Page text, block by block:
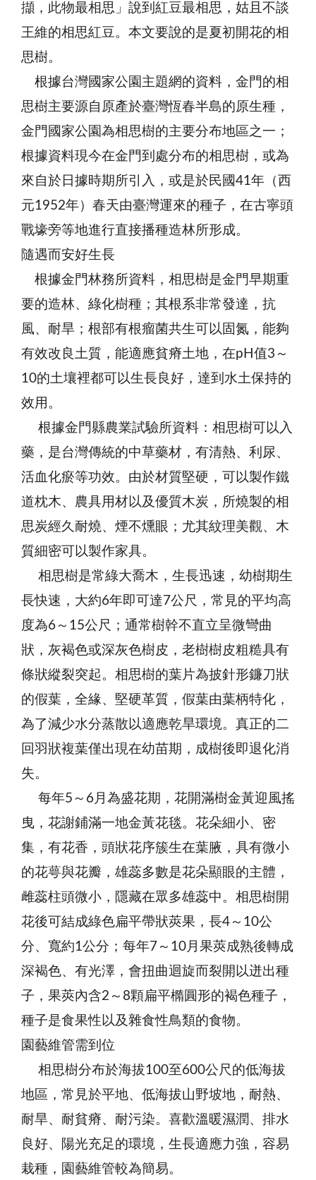
擷，此物最相思」說到紅豆最相思，姑且不談
王維的相思紅豆。本文要說的是夏初開花的相
思樹。
根據台灣國家公園主題網的資料，金門的相
思樹主要源自原產於臺灣恆春半島的原生種，
金門國家公園為相思樹的主要分布地區之一；
根據資料現今在金門到處分布的相思樹，或為
來自於日據時期所引入，或是於民國41年（西
元1952年）春天由臺灣運來的種子，在古寧頭
戰壕旁等地進行直接播種造林所形成。
隨遇而安好生長
根據金門林務所資料，相思樹是金門早期重
要的造林、綠化樹種；其根系非常發達，抗
風、耐旱；根部有根瘤菌共生可以固氮，能夠
有效改良土質，能適應貧瘠土地，在pH值3～
10的土壤裡都可以生長良好，達到水土保持的
效用。
根據金門縣農業試驗所資料：相思樹可以入
藥，是台灣傳統的中草藥材，有清熱、利尿、
活血化瘀等功效。由於材質堅硬，可以製作鐵
道枕木、農具用材以及優質木炭，所燒製的相
思炭經久耐燒、煙不燻眼；尤其紋理美觀、木
質細密可以製作家具。
相思樹是常綠大喬木，生長迅速，幼樹期生
長快速，大約6年即可達7公尺，常見的平均高
度為6～15公尺；通常樹幹不直立呈微彎曲
狀，灰褐色或深灰色樹皮，老樹樹皮粗糙具有
條狀縱裂突起。相思樹的葉片為披針形鐮刀狀
的假葉，全緣、堅硬革質，假葉由葉柄特化，
為了減少水分蒸散以適應乾旱環境。真正的二
回羽狀複葉僅出現在幼苗期，成樹後即退化消
失。
每年5～6月為盛花期，花開滿樹金黃迎風搖
曳，花謝鋪滿一地金黃花毯。花朵細小、密
集，有花香，頭狀花序簇生在葉腋，具有微小
的花萼與花瓣，雄蕊多數是花朵顯眼的主體，
雌蕊柱頭微小，隱藏在眾多雄蕊中。相思樹開
花後可結成綠色扁平帶狀莢果，長4～10公
分、寬約1公分；每年7～10月果莢成熟後轉成
深褐色、有光澤，會扭曲迴旋而裂開以迸出種
子，果莢內含2～8顆扁平橢圓形的褐色種子，
種子是食果性以及雜食性鳥類的食物。
園藝維管需到位
相思樹分布於海拔100至600公尺的低海拔
地區，常見於平地、低海拔山野坡地，耐熱、
耐旱、耐貧瘠、耐污染。喜歡溫暖濕潤、排水
良好、陽光充足的環境，生長適應力強，容易
栽種，園藝維管較為簡易。